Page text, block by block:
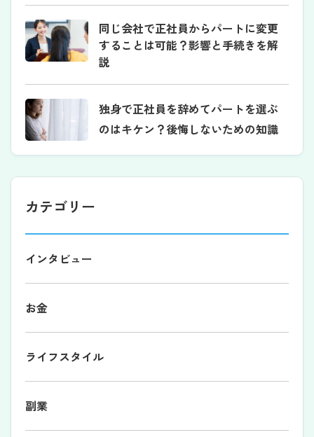
同じ会社で正社員からパートに変更
することは可能？影響と手続きを解
説
独身で正社員を辞めてパートを選ぶ
のはキケン？後悔しないための知識
カテゴリー
インタビュー
お金
ライフスタイル
副業